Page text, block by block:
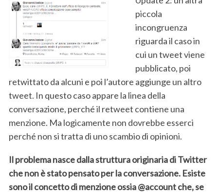
piccola
incongruenza
riguarda il caso in
cui un tweet viene
pubblicato, poi
retwittato da alcuni e poi l’autore aggiunge un altro
tweet. In questo caso appare la linea della
conversazione, perché il retweet contiene una
menzione. Ma logicamente non dovrebbe esserci
perché non si tratta di uno scambio di opinioni.
Il problema nasce dalla struttura originaria di Twitter
che non è stato pensato per la conversazione. Esiste
sono il concetto di menzione ossia @account che, se
S
e
a